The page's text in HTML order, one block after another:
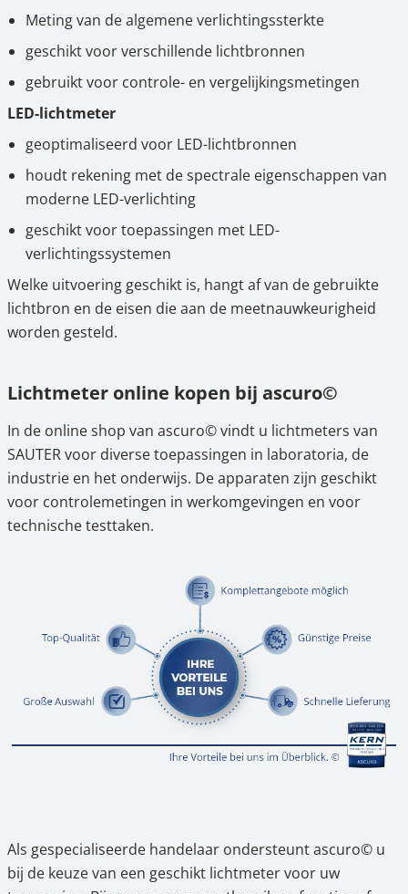
Meting van de algemene verlichtingssterkte
geschikt voor verschillende lichtbronnen
gebruikt voor controle- en vergelijkingsmetingen
LED-lichtmeter
geoptimaliseerd voor LED-lichtbronnen
houdt rekening met de spectrale eigenschappen van
moderne LED-verlichting
geschikt voor toepassingen met LED-
verlichtingssystemen
Welke uitvoering geschikt is, hangt af van de gebruikte
lichtbron en de eisen die aan de meetnauwkeurigheid
worden gesteld.
Lichtmeter online kopen bij ascuro©
In de online shop van ascuro© vindt u lichtmeters van
SAUTER voor diverse toepassingen in laboratoria, de
industrie en het onderwijs. De apparaten zijn geschikt
voor controlemetingen in werkomgevingen en voor
technische testtaken.
Als gespecialiseerde handelaar ondersteunt ascuro© u
bij de keuze van een geschikt lichtmeter voor uw